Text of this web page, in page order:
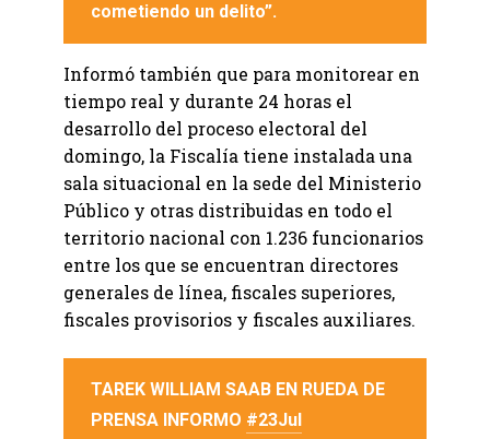
cometiendo un delito”.
Informó también que para monitorear en
tiempo real y durante 24 horas el
desarrollo del proceso electoral del
domingo, la Fiscalía tiene instalada una
sala situacional en la sede del Ministerio
Público y otras distribuidas en todo el
territorio nacional con 1.236 funcionarios
entre los que se encuentran directores
generales de línea, fiscales superiores,
fiscales provisorios y fiscales auxiliares.
TAREK WILLIAM SAAB EN RUEDA DE
PRENSA INFORMO #23Jul